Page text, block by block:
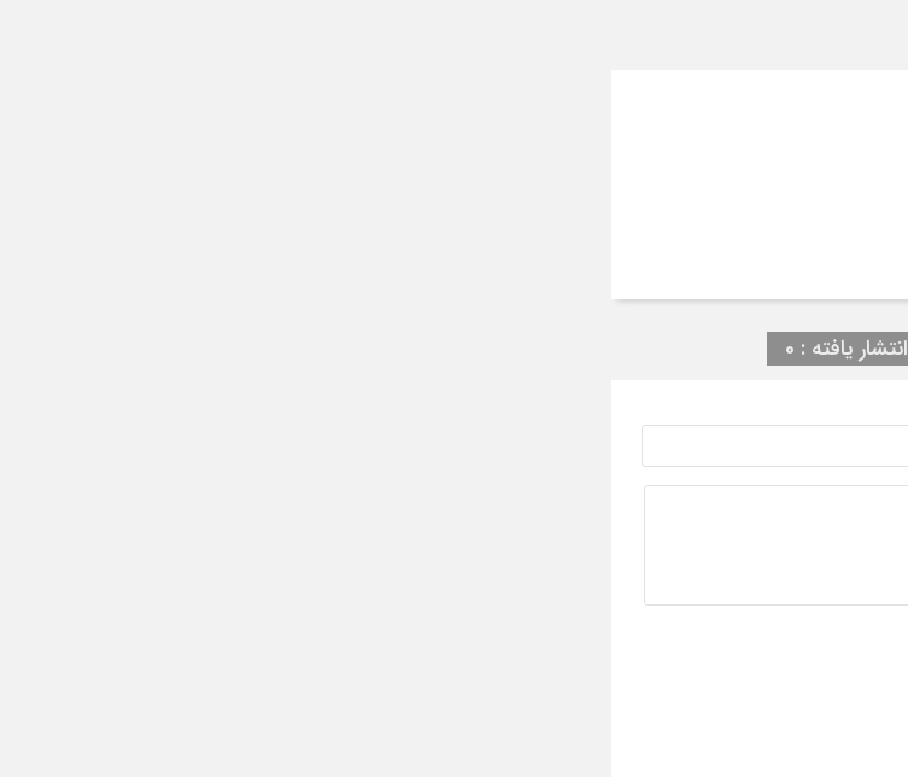
انتشار یافته : 0